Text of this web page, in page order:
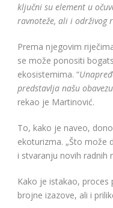
ključni su element u
ravnoteže, ali i održivog
Prema njegovim
se može ponositi
ekosistemima. “
predstavlja našu
rekao je Martinović.
To, kako je naveo,
ekoturizma. „Što može
i stvaranju novih radnih
Kako je istakao, proces
brojne izazove, ali i